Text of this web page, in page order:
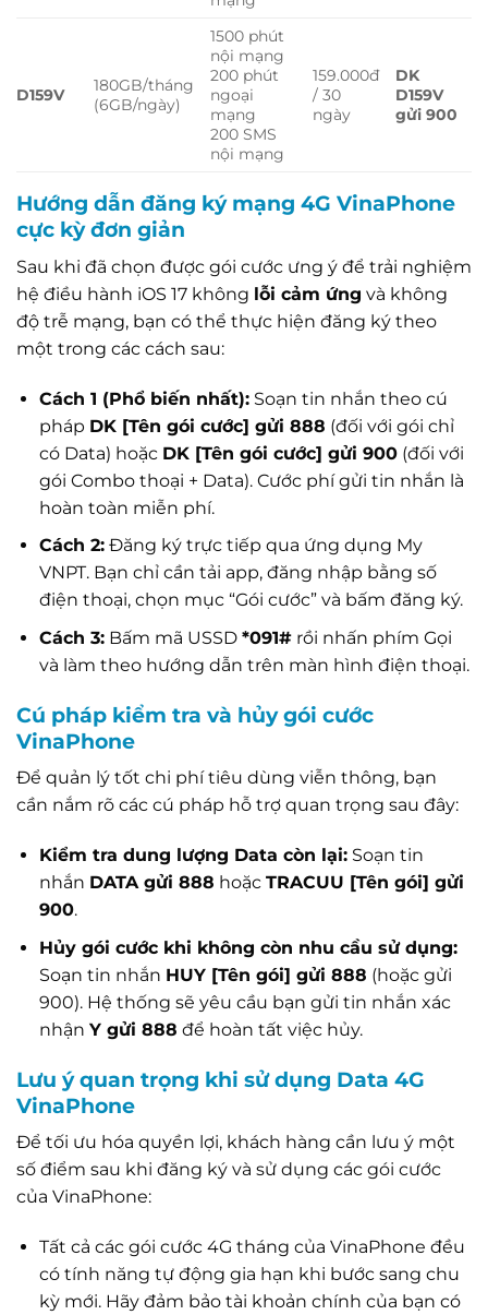
D159V
180GB/tháng
(6GB/ngày)
1500 phút
nội mạng
200 phút
ngoại
mạng
200 SMS
nội mạng
159.000đ
/ 30
ngày
DK
D159V
gửi 900
Hướng dẫn đăng ký mạng 4G VinaPhone
cực kỳ đơn giản
Sau khi đã chọn được gói cước ưng ý để trải nghiệm
hệ điều hành iOS 17 không lỗi cảm ứng và không
độ trễ mạng, bạn có thể thực hiện đăng ký theo
một trong các cách sau:
Cách 1 (Phổ biến nhất):Soạn tin nhắn theo cú
pháp DK [Tên gói cước] gửi 888 (đối với gói chỉ
có Data) hoặc DK [Tên gói cước] gửi 900(đối với
gói Combo thoại + Data). Cước phí gửi tin nhắn là
hoàn toàn miễn phí.
Cách 2:Đăng ký trực tiếp qua ứng dụng My
VNPT. Bạn chỉ cần tải app, đăng nhập bằng số
điện thoại, chọn mục “Gói cước” và bấm đăng ký.
Cách 3:Bấm mã USSD *091#rồi nhấn phím Gọi
và làm theo hướng dẫn trên màn hình điện thoại.
Cú pháp kiểm tra và hủy gói cước
VinaPhone
Để quản lý tốt chi phí tiêu dùng viễn thông, bạn
cần nắm rõ các cú pháp hỗ trợ quan trọng sau đây:
Kiểm tra dung lượng Data còn lại:Soạn tin
nhắn DATA gửi 888 hoặc TRACUU [Tên gói] gửi
900.
Hủy gói cước khi không còn nhu cầu sử dụng:
Soạn tin nhắn HUY [Tên gói] gửi 888 (hoặc gửi
900). Hệ thống sẽ yêu cầu bạn gửi tin nhắn xác
nhận Y gửi 888 để hoàn tất việc hủy.
Lưu ý quan trọng khi sử dụng Data 4G
VinaPhone
Để tối ưu hóa quyền lợi, khách hàng cần lưu ý một
số điểm sau khi đăng ký và sử dụng các gói cước
của VinaPhone:
Tất cả các gói cước 4G tháng của VinaPhone đều
có tính năng tự động gia hạn khi bước sang chu
kỳ mới. Hãy đảm bảo tài khoản chính của bạn có